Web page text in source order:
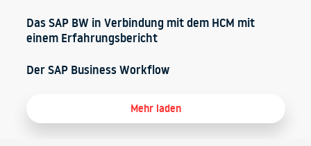
Das SAP BW in Verbindung mit dem HCM mit
einem Erfahrungsbericht
Der SAP Business Workflow
Mehr laden